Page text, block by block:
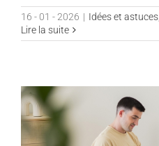
16 - 01 - 2026 | Idées et astuces
Lire la suite